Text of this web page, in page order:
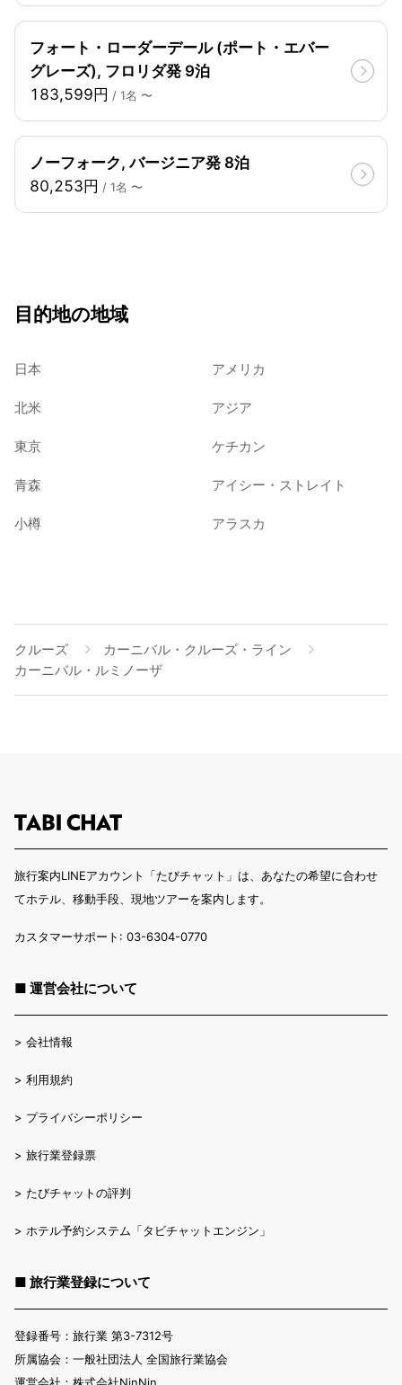
フォート・ローダーデール (ポート・エバー
グレーズ), フロリダ発 9泊
183,599円 / 1名 〜
ノーフォーク, バージニア発 8泊
80,253円 / 1名 〜
目的地の地域
日本 アメリカ
北米 アジア
東京 ケチカン
青森 アイシー・ストレイト
小樽 アラスカ
クルーズ
カーニバル・クルーズ・ライン
カーニバル・ルミノーザ
旅行案内LINEアカウント「たびチャット」は、あなたの希望に合わせ
てホテル、移動手段、現地ツアーを案内します。
カスタマーサポート: 03-6304-0770
■ 運営会社について
> 会社情報
> 利用規約
> プライバシーポリシー
> 旅行業登録票
> たびチャットの評判
> ホテル予約システム「タビチャットエンジン」
■ 旅行業登録について
登録番号：旅行業 第3-7312号
所属協会：一般社団法人 全国旅行業協会
運営会社：株式会社NinNin